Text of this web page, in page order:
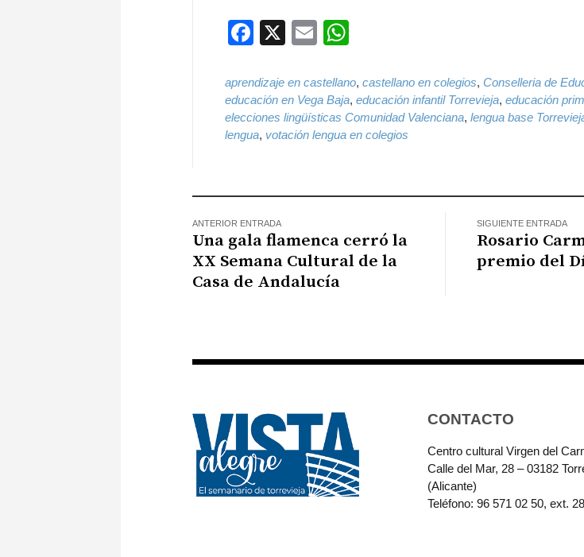
Facebook
X Email
aprendizaje en castellano, castellano en colegios, Conselleria de
educación en Vega Baja, educación infantil Torrevieja, educación
elecciones lingüísticas Comunidad Valenciana, lengua base
lengua, votación lengua en colegios
ANTERIOR ENTRADA
Una gala flamenca cerró la
XX Semana Cultural de la
Casa de Andalucía
SIGUIENTE ENTRADA
Rosario
premio del
CONTACTO
Centro cultural Virgen del
Calle del Mar, 28 – 03182
(Alicante)
Teléfono: 96 571 02 50, ext.